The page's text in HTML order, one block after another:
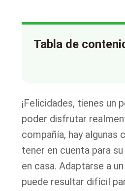
Tabla de
¡Felicidades, tienes un
poder disfrutar
compañía, hay algunas
tener en cuenta para
en casa. Adaptarse a
puede resultar difícil